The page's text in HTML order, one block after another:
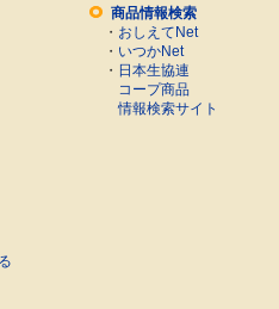
商品情報検索
・ おしえてNet
・ いつかNet
・ 日本生協連
コープ商品
情報検索サイト